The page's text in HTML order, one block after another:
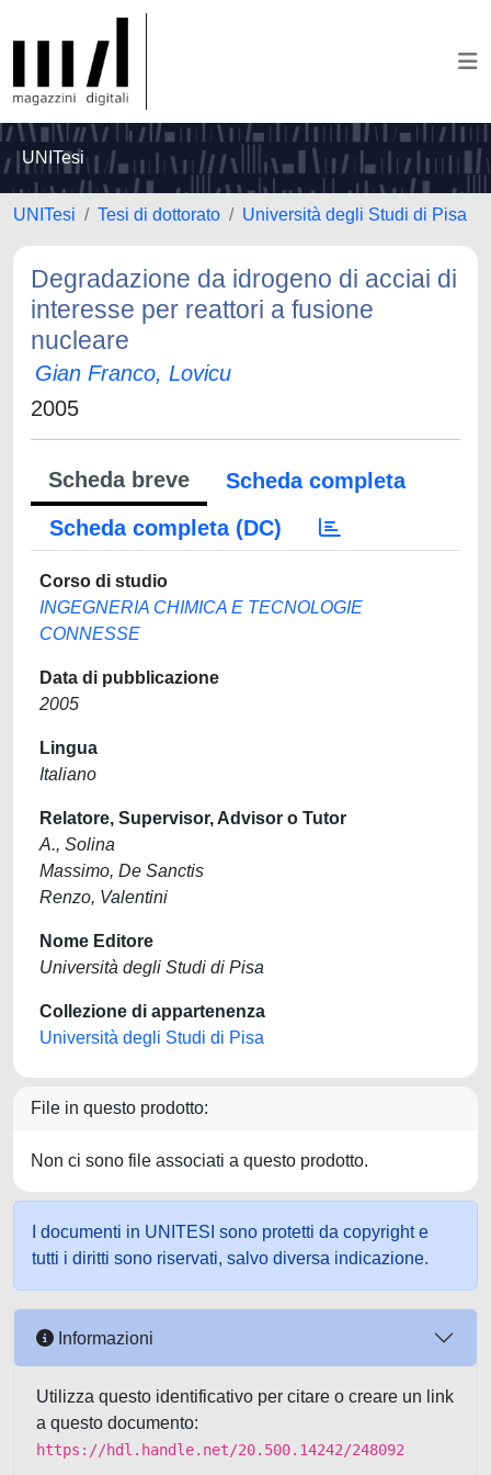
UNITesi
UNITesi Tesi di dottorato Università degli Studi di Pisa
Degradazione da idrogeno di acciai di
interesse per reattori a fusione
nucleare
Gian Franco, Lovicu
2005
Scheda breve
Scheda completa
Scheda completa (DC)
Corso di studio
INGEGNERIA CHIMICA E TECNOLOGIE
CONNESSE
Data di pubblicazione
2005
Lingua
Italiano
Relatore, Supervisor, Advisor o Tutor
A., Solina
Massimo, De Sanctis
Renzo, Valentini
Nome Editore
Università degli Studi di Pisa
Collezione di appartenenza
Università degli Studi di Pisa
File in questo prodotto:
Non ci sono file associati a questo prodotto.
I documenti in UNITESI sono protetti da copyright e
tutti i diritti sono riservati, salvo diversa indicazione.
Informazioni
Utilizza questo identificativo per citare o creare un link
a questo documento:
https://hdl.handle.net/20.500.14242/248092